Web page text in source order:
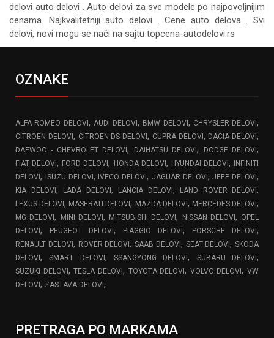
delovi auto delovi . Auto delovi za sve modele po najpovoljnijim
cenama. Najkvalitetniji auto delovi . Cene auto delova . Svi
delovi, novi mogu se naći na sajtu topcena-autodelovi.rs
OZNAKE
ALFA ROMEO DELOVI, AUDI DELOVI, BMW DELOVI, CHRYSLER DELOVI,
CITROEN DELOVI, CITROEN DS DELOVI, CUPRA DELOVI, DACIA DELOVI,
DAEWOO - CHEVROLET DELOVI, DAIHATSU DELOVI, DODGE DELOVI,
FIAT DELOVI, FORD DELOVI, HONDA DELOVI, HYUNDAI DELOVI, INFINITI
DELOVI, ISUZU DELOVI, IVECO DELOVI, JAGUAR DELOVI,JEEP DELOVI,
KIA DELOVI, LADA DELOVI, LANCIA DELOVI, LAND ROVER DELOVI,
LEXUS DELOVI, MASERATI DELOVI, MAZDA DELOVI, MERCEDES DELOVI,
MG DELOVI, MINI DELOVI, MITSUBISHI DELOVI, NISSAN DELOVI, OPEL
DELOVI, PEUGEOT DELOVI, PIAGGIO DELOVI, PORSCHE DELOVI,
RENAULT DELOVI, ROVER DELOVI, SAAB DELOVI, SEAT DELOVI, SKODA
DELOVI,SMART DELOVI,SSANGYONG DELOVI, SUBARU DELOVI,
SUZUKI DELOVI,TESLA DELOVI, TOYOTA DELOVI, VOLVO DELOVI, VW
DELOVI, ZASTAVA DELOVI,
PRETRAGA PO MARKAMA